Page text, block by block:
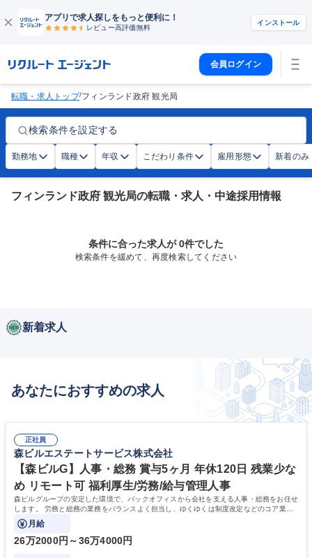
アプリで求人探しをもっと便利に！
レビュー高評価無料
インストール
会員ログイン
転職・求人トップ/フィンランド政府 観光局
検索条件を設定する
勤務地 職種 年収 こだわり条件 雇用形態 新着のみ
フィンランド政府 観光局の転職・求人・中途採用情報
条件に合った求人が 0件でした
検索条件を緩めて、再度検索してください
新着求人
あなたにおすすめの求人
正社員
森ビルエステートサービス株式会社
【森ビルG】人事・総務 賞与5ヶ月 年休120日 残業少な
め リモート可 福利厚生/労務/給与管理人事
森ビルグループの安定した環境で、バックオフィスから会社を支える人事・総務をお任せ
します。 労務と総務の業務をバランスよく担当し、ゆくゆくは制度改定などのコア業務
にも挑戦できる、やりがいある環境です。
月給
26万2000円～36万4000円